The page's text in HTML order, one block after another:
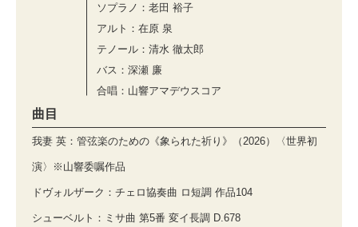
ソプラノ：老田 裕子
アルト：在原 泉
テノール：清水 徹太郎
バス：深瀬 廉
合唱：山響アマデウスコア
曲目
我妻 英：管弦楽のための《象られた祈り》（2026）〈世界初
演〉※山響委嘱作品
ドヴォルザーク：チェロ協奏曲 ロ短調 作品104
シューベルト：ミサ曲 第5番 変イ長調 D.678